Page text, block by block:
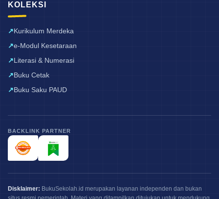
KOLEKSI
Kurikulum Merdeka
e-Modul Kesetaraan
Literasi & Numerasi
Buku Cetak
Buku Saku PAUD
BACKLINK PARTNER
Disklaimer: BukuSekolah.id merupakan layanan independen dan bukan